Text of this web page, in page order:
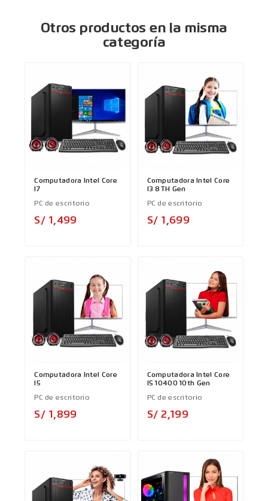
Otros productos en la misma
categoría
Computadora Intel Core
I7
PC de escritorio
S/ 1,499
Computadora Intel Core
I3 8TH Gen
PC de escritorio
S/ 1,699
Computadora Intel Core
I5
PC de escritorio
S/ 1,899
Computadora Intel Core
I5 10400 10th Gen
PC de escritorio
S/ 2,199